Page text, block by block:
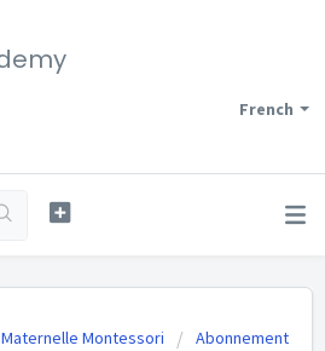
French
Maternelle Montessori
Abonnement